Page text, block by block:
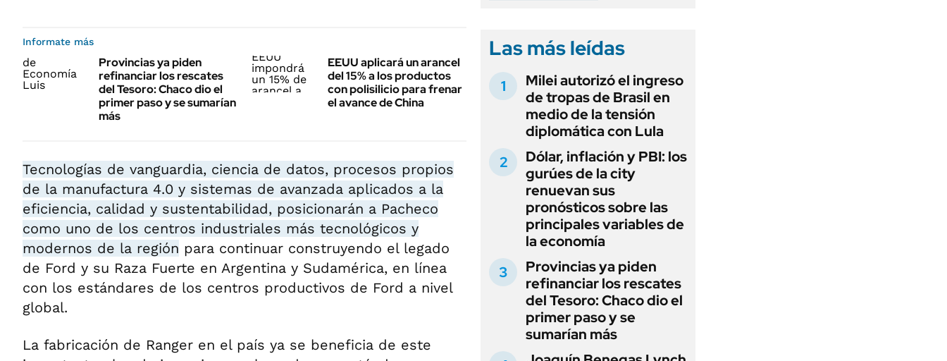
Informate más
Provincias ya piden
refinanciar los rescates
del Tesoro: Chaco dio el
primer paso y se sumarían
más
EEUU aplicará un arancel
del 15% a los productos
con polisilicio para frenar
el avance de China
Tecnologías de vanguardia, ciencia de datos, procesos propios
de la manufactura 4.0 y sistemas de avanzada aplicados a la
eficiencia, calidad y sustentabilidad, posicionarán a Pacheco
como uno de los centros industriales más tecnológicos y
modernos de la región para continuar construyendo el legado
de Ford y su Raza Fuerte en Argentina y Sudamérica, en línea
con los estándares de los centros productivos de Ford a nivel
global.
La fabricación de Ranger en el país ya se beneficia de este
Las más leídas
Milei autorizó el ingreso
de tropas de Brasil en
medio de la tensión
diplomática con Lula
Dólar, inflación y PBI: los
gurúes de la city
renuevan sus
pronósticos sobre las
principales variables de
la economía
Provincias ya piden
refinanciar los rescates
del Tesoro: Chaco dio el
primer paso y se
sumarían más